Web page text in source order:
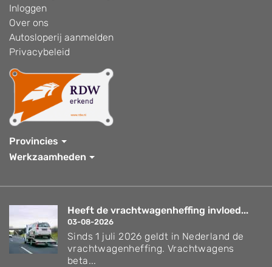
Inloggen
Over ons
Autosloperij aanmelden
Privacybeleid
Provincies
Werkzaamheden
Heeft de vrachtwagenheffing invloed...
03-08-2026
Sinds 1 juli 2026 geldt in Nederland de
vrachtwagenheffing. Vrachtwagens
beta...